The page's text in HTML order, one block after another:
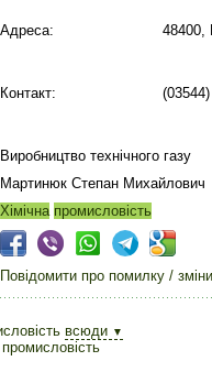
Адреса: 48400,
Контакт:
Виробництво технічного газу
Мартинюк Степан Михайлович
Хімічна промисловість
Повідомити про помилку / зміни
всюди ▼